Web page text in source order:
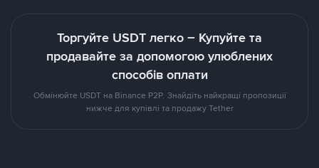
Торгуйте USDT легко – Купуйте та
продавайте за допомогою улюблених
способів оплати
Обмінюйте USDT на Binance P2P. Знайдіть найкращі пропозиції
нижче для купівлі та продажу Tether